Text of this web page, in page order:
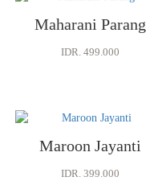
Maharani Parang
IDR. 499.000
Maroon Jayanti
IDR. 399.000